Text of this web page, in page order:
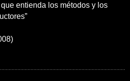
entienda los métodos y los